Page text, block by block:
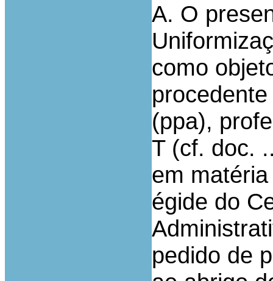
A. O
como
(ppa),
T (cf. doc.
em
égide do
pedido de